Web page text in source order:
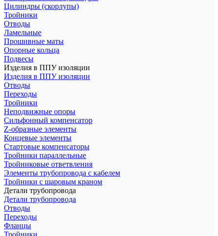
Цилиндры (скорлупы)
Тройники
Отводы
Ламельные
Прошивные маты
Опорные кольца
Подвесы
Изделия в ППУ изоляции
Изделия в ППУ изоляции
Отводы
Переходы
Тройники
Неподвижные опоры
Cильфонный компенсатор
Z-образные элементы
Концевые элементы
Стартовые компенсаторы
Тройники параллельные
Тройниковые ответвления
Элементы трубопровода с кабелем
Тройники с шаровым краном
Детали трубопровода
Детали трубопровода
Отводы
Переходы
Фланцы
Тройники